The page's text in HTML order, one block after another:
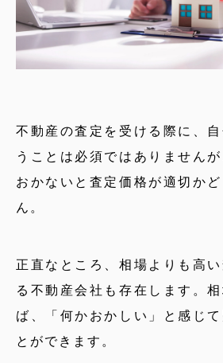
不動産の査定を受ける際に、
うことは必須ではありません
おかないと査定価格が適切か
ん。
正直なところ、相場よりも高
る不動産会社も存在します。
ば、「何かおかしい」と感じ
とができます。